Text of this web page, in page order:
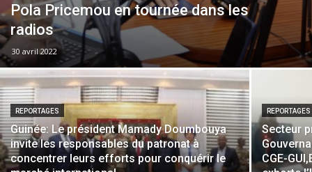
Pola Pricemou en tournée dans les
radios
30 avril 2022
REPORTAGES
Guinée: Le président Mamady Doumbouya
invite les responsables du patronat à
concentrer leurs efforts pour conquérir le
REPORTAGES
Secteur
CGE-